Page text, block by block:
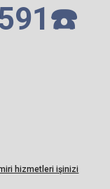
hizmetleri işinizi